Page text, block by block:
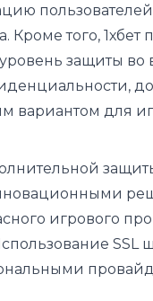
пользователей
того,
защиты
вариантом для
игрового